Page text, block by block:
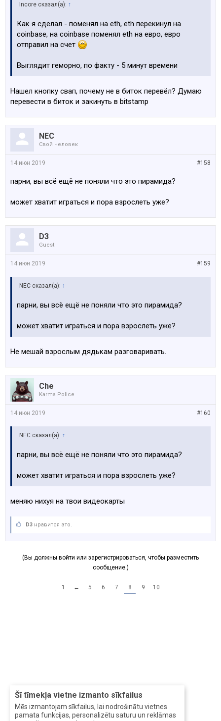
Šī tīmekļa vietne izmanto sīkfailus
Mēs izmantojam sīkfailus, lai nodrošinātu vietnes
pamata funkcijas, personalizētu saturu un reklāmas
Incore сказал(а): ↑
Как я сделал - поменял на eth, eth перекинул на
coinbase, на coinbase поменял eth на евро, евро
отправил на счет
Выглядит геморно, по факту - 5 минут времени
Нашел кнопку свап, почему не в биток перевёл? Думаю
перевести в биток и закинуть в bitstamp
NEC
Свой человек
#158
14 июн 2019
парни, вы всё ещё не поняли что это пирамида?
может хватит играться и пора взрослеть уже?
D3
Guest
#159
14 июн 2019
NEC сказал(а): ↑
парни, вы всё ещё не поняли что это пирамида?
может хватит играться и пора взрослеть уже?
Не мешай взрослым дядькам разговаривать.
Che
Karma Police
#160
14 июн 2019
NEC сказал(а): ↑
парни, вы всё ещё не поняли что это пирамида?
может хватит играться и пора взрослеть уже?
меняю нихуя на твои видеокарты
D3 нравится это.
(Вы должны войти или зарегистрироваться, чтобы разместить
сообщение.)
1 ← 5 6 7 8 9 10